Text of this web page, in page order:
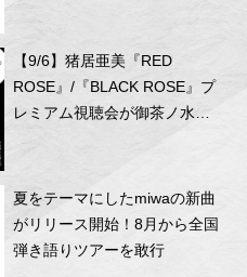
【9/6】猪居亜美『RED
ROSE』/『BLACK ROSE』プ
レミアム視聴会が御茶ノ水
夏をテーマにしたmiwaの新曲
がリリース開始！8月から全国
弾き語りツアーを敢行